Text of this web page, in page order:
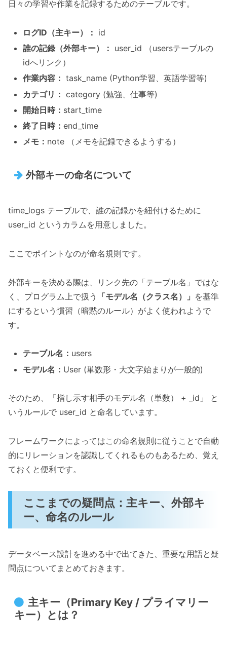
日々の学習や作業を記録するためのテーブルです。
ログID（主キー）： id
誰の記録（外部キー）： user_id （usersテーブルの
idへリンク）
作業内容： task_name (Python学習、英語学習等)
カテゴリ： category (勉強、仕事等)
開始日時： start_time
終了日時：end_time
メモ： note （メモを記録できるようする）
外部キーの命名について
time_logs テーブルで、誰の記録かを紐付けるために
user_id というカラムを用意しました。
ここでポイントなのが命名規則です。
外部キーを決める際は、リンク先の「テーブル名」ではな
く、プログラム上で扱う
「モデル名（クラス名）」 を基準
にするという慣習（暗黙のルール）がよく使われようで
す。
テーブル名： users
モデル名： User (単数形・大文字始まりが一般的)
そのため、「指し示す相手のモデル名（単数） + _id」 と
いうルールで user_id と命名しています。
フレームワークによってはこの命名規則に従うことで自動
的にリレーションを認識してくれるものもあるため、覚え
ておくと便利です。
ここまでの疑問点：主キー、外部キ
ー、命名のルール
データベース設計を進める中で出てきた、重要な用語と疑
問点についてまとめておきます。
主キー（Primary Key / プライマリー
キー）とは？